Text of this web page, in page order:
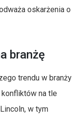
oskarżenia o
branżę
trendu w branży
na tle
w tym